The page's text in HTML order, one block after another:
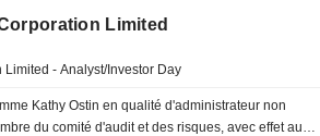
Limited
- Analyst/Investor Day
Kathy Ostin en qualité d'administrateur non
du comité d'audit et des risques, avec effet au